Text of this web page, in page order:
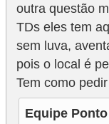
outra questão
TDs eles tem
sem luva,
pois o local é
Tem como
Equipe